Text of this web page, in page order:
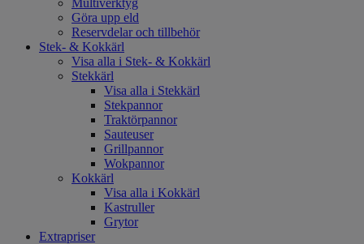
Multiverktyg
Göra upp eld
Reservdelar och tillbehör
Stek- & Kokkärl
Visa alla i Stek- & Kokkärl
Stekkärl
Visa alla i Stekkärl
Stekpannor
Traktörpannor
Sauteuser
Grillpannor
Wokpannor
Kokkärl
Visa alla i Kokkärl
Kastruller
Grytor
Extrapriser